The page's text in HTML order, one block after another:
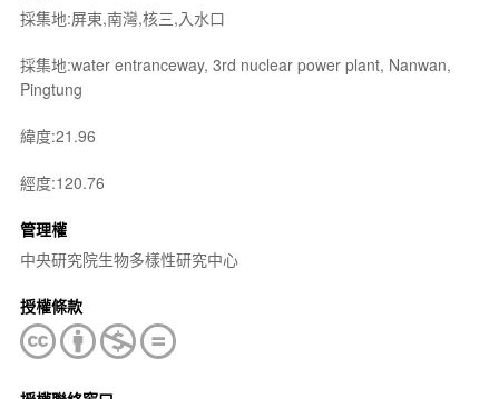
採集地:屏東,南灣,核三,入水口
採集地:water entranceway, 3rd nuclear power plant, Nanwan,
Pingtung
緯度:21.96
經度:120.76
管理權
中央研究院生物多樣性研究中心
授權條款